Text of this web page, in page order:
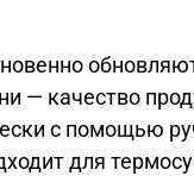
— качество
с помощью
для